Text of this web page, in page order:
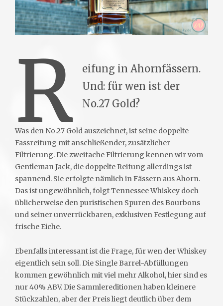
R
eifung in Ahornfässern.
Und: für wen ist der
No.27 Gold?
Was den No.27 Gold auszeichnet, ist seine doppelte
Fassreifung mit anschließender, zusätzlicher
Filtrierung. Die zweifache Filtrierung kennen wir vom
Gentleman Jack, die doppelte Reifung allerdings ist
spannend. Sie erfolgte nämlich in Fässern aus Ahorn.
Das ist ungewöhnlich, folgt Tennessee Whiskey doch
üblicherweise den puristischen Spuren des Bourbons
und seiner unverrückbaren, exklusiven Festlegung auf
frische Eiche.
Ebenfalls interessant ist die Frage, für wen der Whiskey
eigentlich sein soll. Die Single Barrel-Abfüllungen
kommen gewöhnlich mit viel mehr Alkohol, hier sind es
nur 40% ABV. Die Sammlereditionen haben kleinere
Stückzahlen, aber der Preis liegt deutlich über dem